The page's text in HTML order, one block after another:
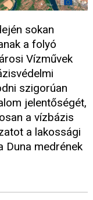
sokan
a folyó
Vízművek
szigorúan
jelentőségét,
a vízbázis
a lakossági
Duna medrének